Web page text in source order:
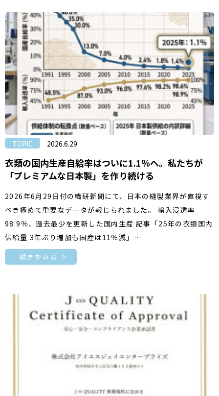
TOPIC 2026.6.29
衣類の国内生産自給率はついに1.1％へ。私たちが
「プレミアムな日本製」を作り続ける
2026年6月29日付の繊研新聞にて、日本の縫製業界が直視す
べき極めて重要なデータが報じられました。 輸入浸透率
98.9％、過去最少を更新した国内生産 記事「25年の衣類国内
供給量 3年ぶり増加も国産は11％減」…
続きをみる